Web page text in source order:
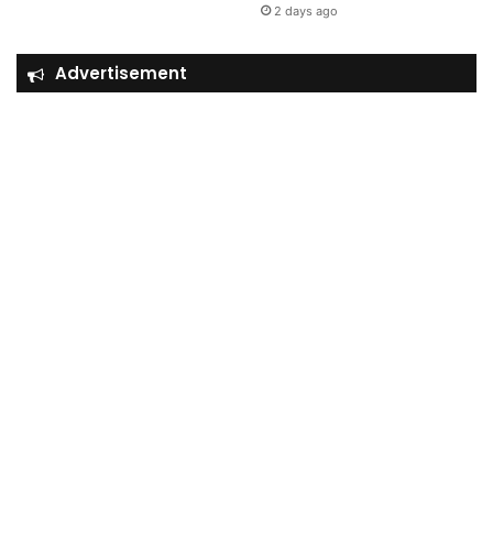
2 days ago
Advertisement